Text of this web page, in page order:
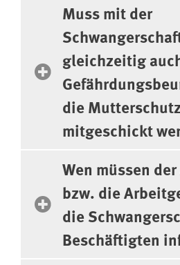
Muss mit der
gleichzeitig
die
mitgeschickt
Wen müssen
bzw. die
die
Beschäftigten